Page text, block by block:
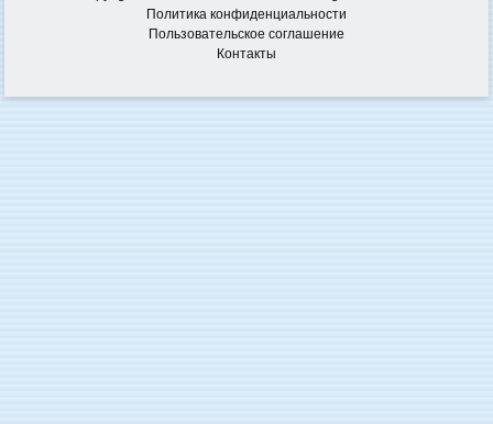
Политика конфиденциальности
Пользовательское соглашение
Контакты